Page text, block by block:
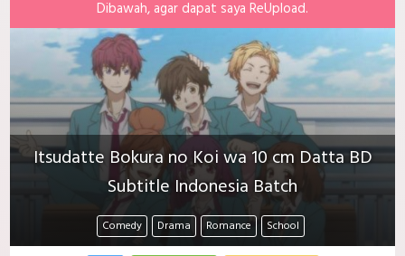
Dibawah, agar dapat saya ReUpload.
Itsudatte Bokura no Koi wa 10 cm Datta BD
Subtitle Indonesia Batch
Comedy Drama Romance School